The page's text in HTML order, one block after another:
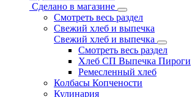
Сделано в магазине
Смотреть весь раздел
Свежий хлеб и выпечка
Свежий хлеб и выпечка
Смотреть весь раздел
Хлеб СП Выпечка Пироги
Ремесленный хлеб
Колбасы Копчености
Кулинария